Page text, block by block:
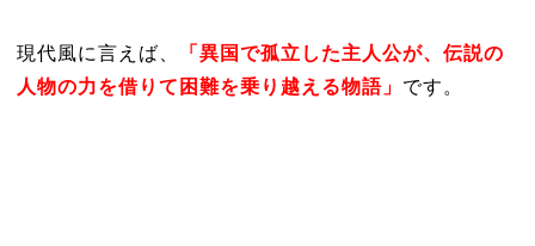
現代風に言えば、
「異国で孤立した主人公が、伝説の
人物の力を借りて困難を乗り越える物語」 です。